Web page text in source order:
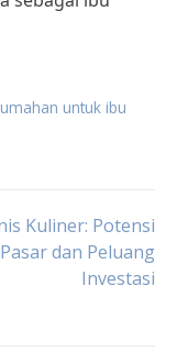
untuk ibu
Kuliner: Potensi
Pasar dan Peluang
Investasi